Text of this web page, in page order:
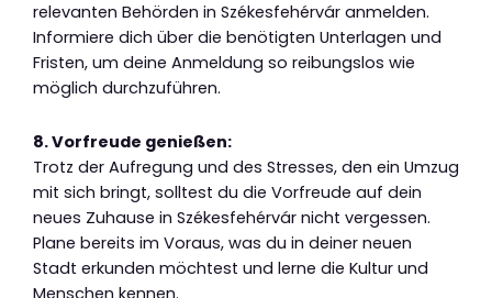
relevanten Behörden in Székesfehérvár anmelden.
Informiere dich über die benötigten Unterlagen und
Fristen, um deine Anmeldung so reibungslos wie
möglich durchzuführen.
8. Vorfreude genießen:
Trotz der Aufregung und des Stresses, den ein Umzug
mit sich bringt, solltest du die Vorfreude auf dein
neues Zuhause in Székesfehérvár nicht vergessen.
Plane bereits im Voraus, was du in deiner neuen
Stadt erkunden möchtest und lerne die Kultur und
Menschen kennen.